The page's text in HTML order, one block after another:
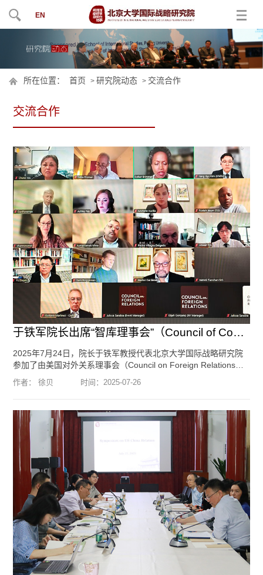
EN
所在位置： 首页 >研究院动态 > 交流合作
交流合作
于铁军院长出席“智库理事会”（Council of Councils）第十二届线上...
2025年7月24日，院长于铁军教授代表北京大学国际战略研究院
参加了由美国对外关系理事会（Council on Foreign Relations）
主办的“智库理事会”（Council of Councils）第十二届线上会议。
共有来自24个国家的27家智库参加本次会议。出席会议的中国智
武器：国家安全与核不扩散的新挑战”为题进行了讨论。于铁军教
授参与了会议讨论并发言。智库理事会是由美国对外关系...
[阅读
全文]
作者： 徐贝 时间： 2025-07-26